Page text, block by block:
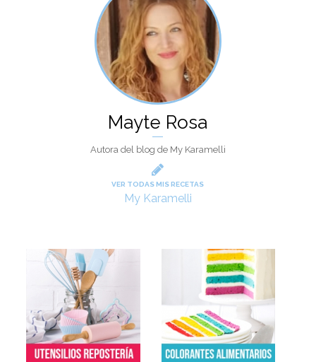
Mayte Rosa
Autora del blog de My Karamelli
VER TODAS MIS RECETAS
My Karamelli